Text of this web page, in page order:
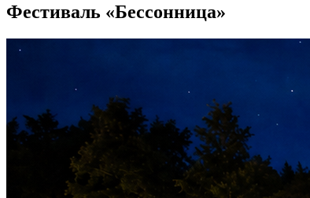
Фестиваль «Бессонница»